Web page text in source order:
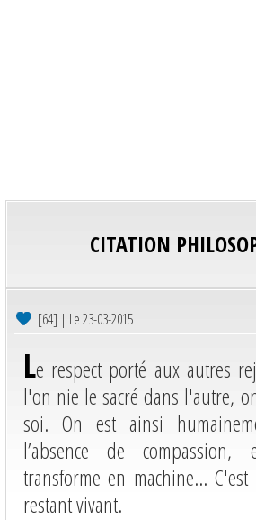
CITATION
[64] | Le 23-03-2015
Le respect porté aux autres
l'on nie le sacré dans l'autre,
soi. On est ainsi
l’absence de
transforme en machine...
restant vivant.